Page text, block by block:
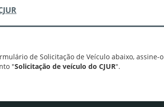
de Solicitação de Veículo abaixo, assine-o
"Solicitação de veículo do CJUR".